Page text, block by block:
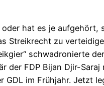
oder hat es je aufgehört,
Streikrecht zu
schwadronierte der
der FDP Bijan Djir-Saraj
GDL im Frühjahr. Jetzt